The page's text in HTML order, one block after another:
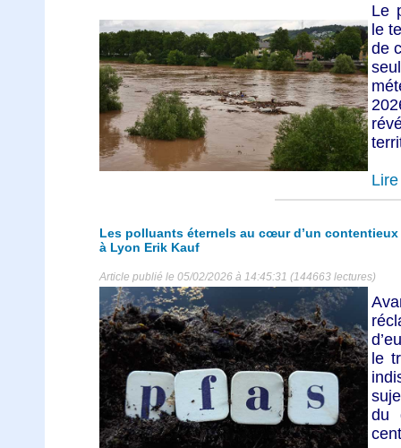
Le
le
de
Les polluants éternels au cœur d’un
à Lyon Erik Kauf
Article publié le 05/02/2026 à 14:45:31 (144663 lectures)
le
du